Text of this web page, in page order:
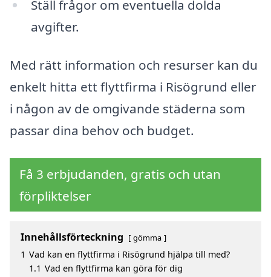
Ställ frågor om eventuella dolda
avgifter.
Med rätt information och resurser kan du
enkelt hitta ett flyttfirma i Risögrund eller
i någon av de omgivande städerna som
passar dina behov och budget.
Få 3 erbjudanden, gratis och utan
förpliktelser
Innehållsförteckning gömma
1 Vad kan en flyttfirma i Risögrund hjälpa till med?
1.1 Vad en flyttfirma kan göra för dig